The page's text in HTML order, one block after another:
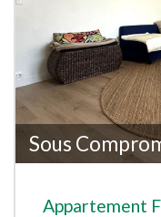
Sous
Appartement